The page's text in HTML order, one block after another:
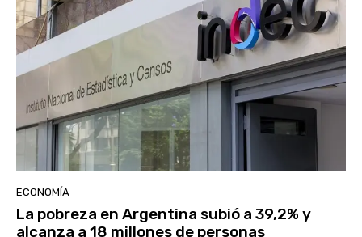
ECONOMÍA
La pobreza en Argentina subió a 39,2% y
alcanza a 18 millones de personas